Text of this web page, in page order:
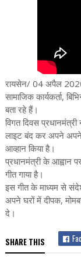
रायसेन/ 04 अपैल
सामाजिक कार्यकर्ता,
बता रहे हैं।
विगत दिवस
लाइट बंद कर अपने अपने
आव्हान किया है।
प्रधानमंत्री के आह्वान
गीत गाया है।
इस गीत के माध्यम से
अपने घरों में दीपक,
दे।
SHARE THIS